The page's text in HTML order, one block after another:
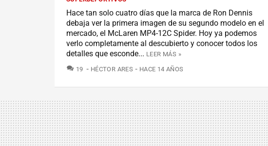
Hace tan solo cuatro días que la marca de Ron Dennis
debaja ver la primera imagen de su segundo modelo en el
mercado, el McLaren MP4-12C Spider. Hoy ya podemos
verlo completamente al descubierto y conocer todos los
detalles que esconde... LEER MÁS »
19 COMENTARIOS
HÉCTOR ARES HACE 14 AÑOS